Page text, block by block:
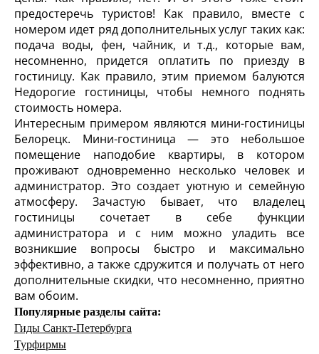
предостеречь туристов! Как правило, вместе с
номером идет ряд дополнительных услуг таких как:
подача воды, фен, чайник, и т.д., которые вам,
несомненно, придется оплатить по приезду в
гостиницу. Как правило, этим приемом балуются
Недорогие гостиницы, чтобы немного поднять
стоимость номера.
Интересным примером являются мини-гостиницы
Белорецк. Мини-гостиница — это небольшое
помещение наподобие квартиры, в котором
проживают одновременно несколько человек и
администратор. Это создает уютную и семейную
атмосферу. Зачастую бывает, что владелец
гостиницы сочетает в себе функции
администратора и с ним можно уладить все
возникшие вопросы быстро и максимально
эффективно, а также сдружится и получать от него
дополнительные скидки, что несомненно, приятно
вам обоим.
Популярные разделы сайта:
Гиды Санкт-Петербурга
Турфирмы